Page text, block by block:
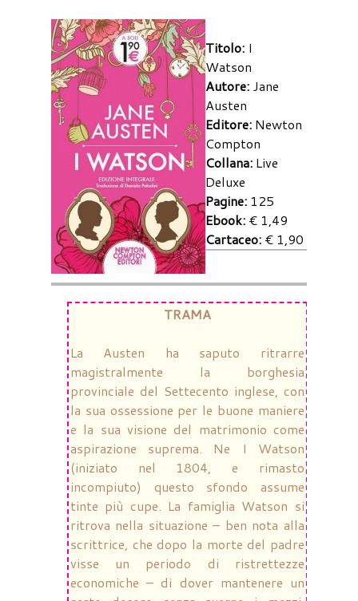
Titolo: I
Watson
Autore: Jane
Austen
Editore: Newton
Compton
Collana: Live
Deluxe
Pagine: 125
Ebook: € 1,49
Cartaceo: € 1,90
TRAMA
La Austen ha saputo ritrarre
magistralmente la borghesia
provinciale del Settecento inglese, con
la sua ossessione per le buone maniere
e la sua visione del matrimonio come
aspirazione suprema. Ne I Watson
(iniziato nel 1804, e rimasto
incompiuto) questo sfondo assume
tinte più cupe. La famiglia Watson si
ritrova nella situazione – ben nota alla
scrittrice, che dopo la morte del padre
visse un periodo di ristrettezze
economiche – di dover mantenere un